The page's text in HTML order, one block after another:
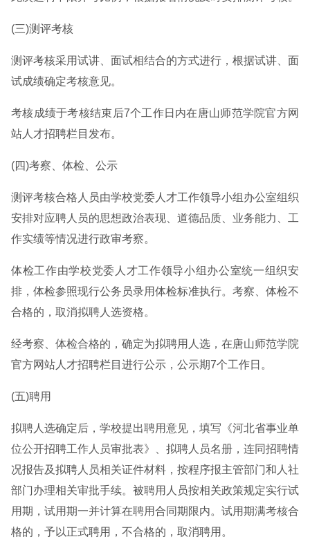
(三)测评考核
测评考核采用试讲、面试相结合的方式进行，根据试讲、面
试成绩确定考核意见。
考核成绩于考核结束后7个工作日内在唐山师范学院官方网
站人才招聘栏目发布。
(四)考察、体检、公示
测评考核合格人员由学校党委人才工作领导小组办公室组织
安排对应聘人员的思想政治表现、道德品质、业务能力、工
作实绩等情况进行政审考察。
体检工作由学校党委人才工作领导小组办公室统一组织安
排，体检参照现行公务员录用体检标准执行。考察、体检不
合格的，取消拟聘人选资格。
经考察、体检合格的，确定为拟聘用人选，在唐山师范学院
官方网站人才招聘栏目进行公示，公示期7个工作日。
(五)聘用
拟聘人选确定后，学校提出聘用意见，填写《河北省事业单
位公开招聘工作人员审批表》、拟聘人员名册，连同招聘情
况报告及拟聘人员相关证件材料，按程序报主管部门和人社
部门办理相关审批手续。被聘用人员按相关政策规定实行试
用期，试用期一并计算在聘用合同期限内。试用期满考核合
格的，予以正式聘用，不合格的，取消聘用。